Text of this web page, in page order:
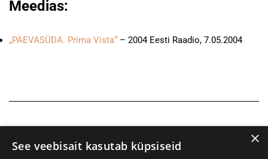
Meedias:
„PÄEVASÜDA. Prima Vista“ – 2004 Eesti Raadio, 7.05.2004
×
See veebisait kasutab küpsiseid